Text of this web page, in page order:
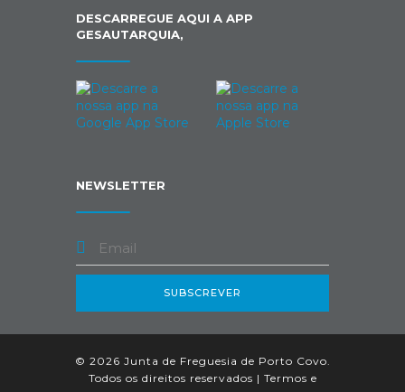
DESCARREGUE AQUI A APP
GESAUTARQUIA,
NEWSLETTER
SUBSCREVER
© 2026 Junta de Freguesia de Porto Covo.
Todos os direitos reservados | Termos e